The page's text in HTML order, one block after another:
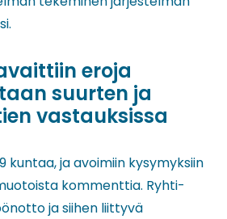
eroja
suurten ja
vastauksissa
kuntaa, ja avoimiin kysymyksiin
kommenttia. Ryhti-
ja siihen liittyvä